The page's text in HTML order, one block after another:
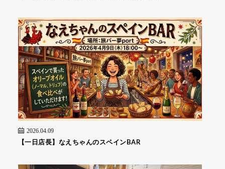
2026.04.09
【一日店長】なえちゃんのスペインBAR